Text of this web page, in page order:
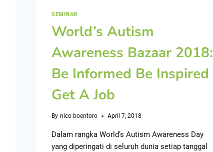
SEMINAR
World’s Autism
Awareness Bazaar 2018:
Be Informed Be Inspired
Get A Job
By nico boentoro April 7, 2018
Dalam rangka World’s Autism Awareness Day
yang diperingati di seluruh dunia setiap tanggal